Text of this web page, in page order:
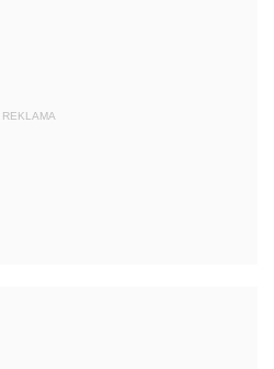
REKLAMA